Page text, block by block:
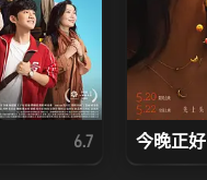
6.7 今晚正好